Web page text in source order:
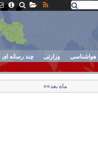
هواشناسی وزارتی چند رسانه ای
ماه بعد»»